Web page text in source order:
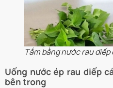
Tắm bằng nước rau diếp
Uống nước ép rau diếp
bên trong